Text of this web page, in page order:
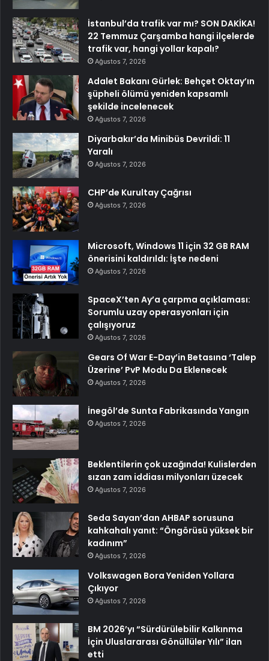
İstanbul’da trafik var mı? SON DAKİKA!
22 Temmuz Çarşamba hangi ilçelerde
trafik var, hangi yollar kapalı?
Ağustos 7, 2026
Adalet Bakanı Gürlek: Behçet Oktay’ın
şüpheli ölümü yeniden kapsamlı
şekilde incelenecek
Ağustos 7, 2026
Diyarbakır’da Minibüs Devrildi: 11
Yaralı
Ağustos 7, 2026
CHP’de Kurultay Çağrısı
Ağustos 7, 2026
Microsoft, Windows 11 için 32 GB RAM
önerisini kaldırıldı: İşte nedeni
Ağustos 7, 2026
SpaceX’ten Ay’a çarpma açıklaması:
Sorumlu uzay operasyonları için
çalışıyoruz
Ağustos 7, 2026
Gears Of War E-Day’in Betasına ‘Talep
Üzerine’ PvP Modu Da Eklenecek
Ağustos 7, 2026
İnegöl’de Sunta Fabrikasında Yangın
Ağustos 7, 2026
Beklentilerin çok uzağında! Kulislerden
sızan zam iddiası milyonları üzecek
Ağustos 7, 2026
Seda Sayan’dan AHBAP sorusuna
kahkahalı yanıt: “Öngörüsü yüksek bir
kadınım”
Ağustos 7, 2026
Volkswagen Bora Yeniden Yollara
Çıkıyor
Ağustos 7, 2026
BM 2026’yı “Sürdürülebilir Kalkınma
İçin Uluslararası Gönüllüler Yılı” ilan
etti